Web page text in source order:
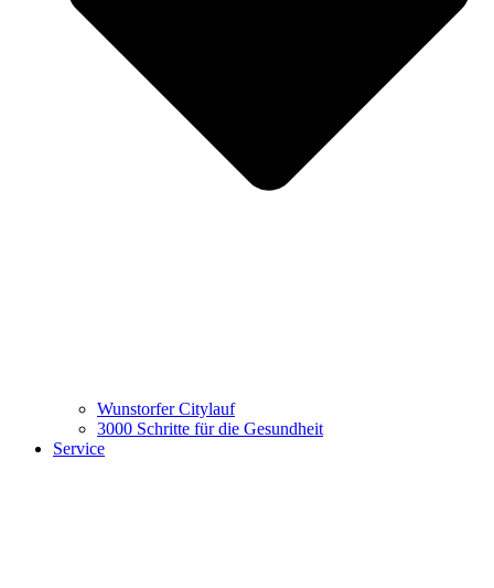
Wunstorfer Citylauf
3000 Schritte für die Gesundheit
Service